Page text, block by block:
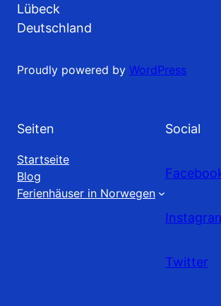
Lübeck
Deutschland
Proudly powered by WordPress
Seiten
Startseite
Blog
Ferienhäuser in Norwegen
Social
Twitter